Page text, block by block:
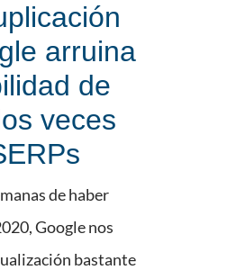
arruina
de
veces
de haber
Google nos
bastante